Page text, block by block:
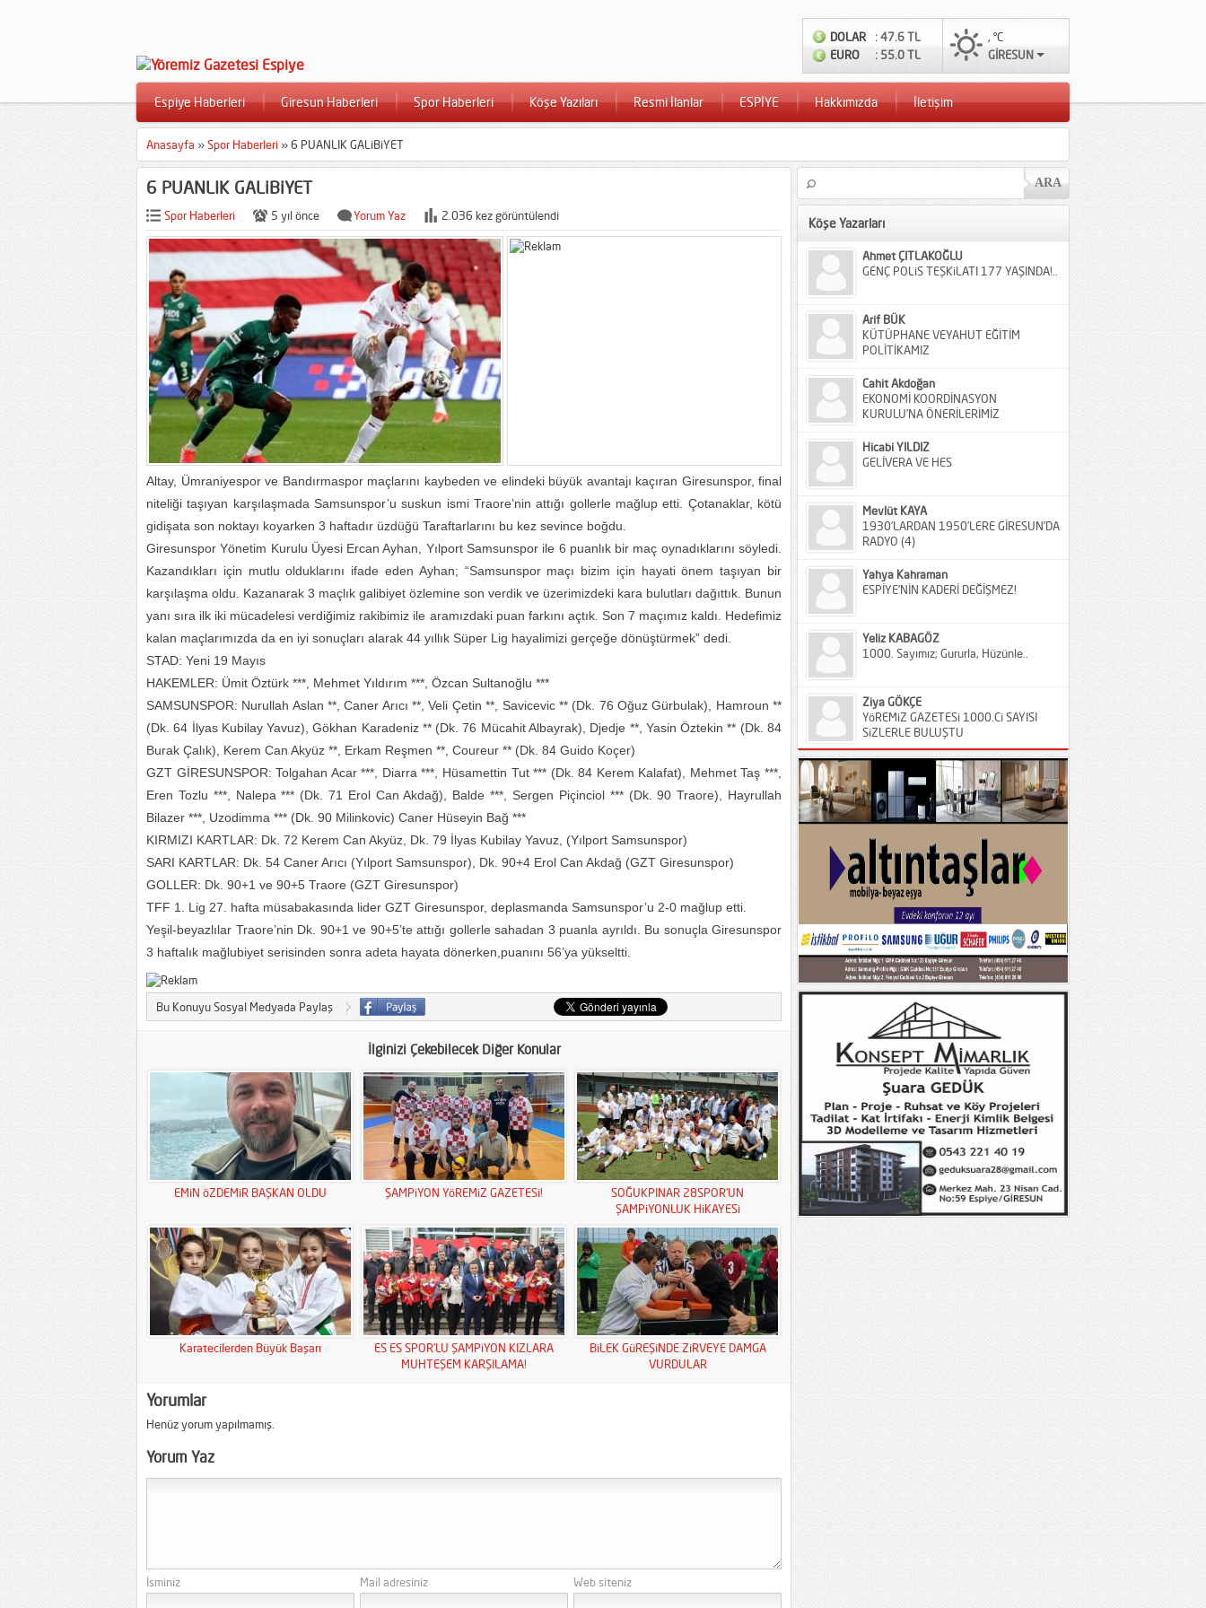
DOLAR
: 47.6 TL
EURO
: 55.0 TL
, °C
GİRESUN
Espiye Haberleri Giresun Haberleri Spor Haberleri Köşe Yazıları Resmi İlanlar ESPİYE Hakkımızda İletişim
Anasayfa »Spor Haberleri »6 PUANLIK GALiBiYET
6 PUANLIK GALiBiYET
Spor Haberleri 5 yıl önce Yorum Yaz 2.036 kez görüntülendi
Altay, Ümraniyespor ve Bandırmaspor maçlarını kaybeden ve elindeki büyük avantajı kaçıran Giresunspor, final
niteliği taşıyan karşılaşmada Samsunspor’u suskun ismi Traore’nin attığı gollerle mağlup etti. Çotanaklar, kötü
gidişata son noktayı koyarken 3 haftadır üzdüğü Taraftarlarını bu kez sevince boğdu.
Giresunspor Yönetim Kurulu Üyesi Ercan Ayhan, Yılport Samsunspor ile 6 puanlık bir maç oynadıklarını söyledi.
Kazandıkları için mutlu olduklarını ifade eden Ayhan; “Samsunspor maçı bizim için hayati önem taşıyan bir
karşılaşma oldu. Kazanarak 3 maçlık galibiyet özlemine son verdik ve üzerimizdeki kara bulutları dağıttık. Bunun
yanı sıra ilk iki mücadelesi verdiğimiz rakibimiz ile aramızdaki puan farkını açtık. Son 7 maçımız kaldı. Hedefimiz
kalan maçlarımızda da en iyi sonuçları alarak 44 yıllık Süper Lig hayalimizi gerçeğe dönüştürmek” dedi.
STAD: Yeni 19 Mayıs
HAKEMLER: Ümit Öztürk ***, Mehmet Yıldırım ***, Özcan Sultanoğlu ***
SAMSUNSPOR: Nurullah Aslan **, Caner Arıcı **, Veli Çetin **, Savicevic ** (Dk. 76 Oğuz Gürbulak), Hamroun **
(Dk. 64 İlyas Kubilay Yavuz), Gökhan Karadeniz ** (Dk. 76 Mücahit Albayrak), Djedje **, Yasin Öztekin ** (Dk. 84
Burak Çalık), Kerem Can Akyüz **, Erkam Reşmen **, Coureur ** (Dk. 84 Guido Koçer)
GZT GİRESUNSPOR: Tolgahan Acar ***, Diarra ***, Hüsamettin Tut *** (Dk. 84 Kerem Kalafat), Mehmet Taş ***,
Eren Tozlu ***, Nalepa *** (Dk. 71 Erol Can Akdağ), Balde ***, Sergen Piçinciol *** (Dk. 90 Traore), Hayrullah
Bilazer ***, Uzodimma *** (Dk. 90 Milinkovic) Caner Hüseyin Bağ ***
KIRMIZI KARTLAR: Dk. 72 Kerem Can Akyüz, Dk. 79 İlyas Kubilay Yavuz, (Yılport Samsunspor)
SARI KARTLAR: Dk. 54 Caner Arıcı (Yılport Samsunspor), Dk. 90+4 Erol Can Akdağ (GZT Giresunspor)
GOLLER: Dk. 90+1 ve 90+5 Traore (GZT Giresunspor)
TFF 1. Lig 27. hafta müsabakasında lider GZT Giresunspor, deplasmanda Samsunspor’u 2-0 mağlup etti.
Yeşil-beyazlılar Traore’nin Dk. 90+1 ve 90+5’te attığı gollerle sahadan 3 puanla ayrıldı. Bu sonuçla Giresunspor
3 haftalık mağlubiyet serisinden sonra adeta hayata dönerken,puanını 56’ya yükseltti.
Bu Konuyu Sosyal Medyada Paylaş
İlginizi Çekebilecek Diğer Konular
EMiN öZDEMiR BAŞKAN OLDU ŞAMPiYON YöREMiZ GAZETESi!
SOĞUKPINAR 28SPOR’UN
ŞAMPiYONLUK HiKAYESi
Karatecilerden Büyük Başarı
ES ES SPOR’LU ŞAMPiYON KIZLARA
MUHTEŞEM KARŞILAMA!
BiLEK GüREŞiNDE ZiRVEYE DAMGA
VURDULAR
Yorumlar
Henüz yorum yapılmamış.
Yorum Yaz
İsminiz Mail adresiniz Web siteniz
Köşe Yazarları
Ahmet ÇITLAKOĞLU
GENÇ POLiS TEŞKiLATI 177 YAŞINDA!..
Arif BÜK
KÜTÜPHANE VEYAHUT EĞİTİM
POLİTİKAMIZ
Cahit Akdoğan
EKONOMİ KOORDİNASYON
KURULU’NA ÖNERİLERİMİZ
Hicabi YILDIZ
GELİVERA VE HES
Mevlüt KAYA
1930’LARDAN 1950’LERE GİRESUN’DA
RADYO (4)
Yahya Kahraman
ESPİYE’NİN KADERİ DEĞİŞMEZ!
Yeliz KABAGÖZ
1000. Sayımız; Gururla, Hüzünle..
Ziya GÖKÇE
YöREMiZ GAZETESi 1000.Ci SAYISI
SiZLERLE BULUŞTU